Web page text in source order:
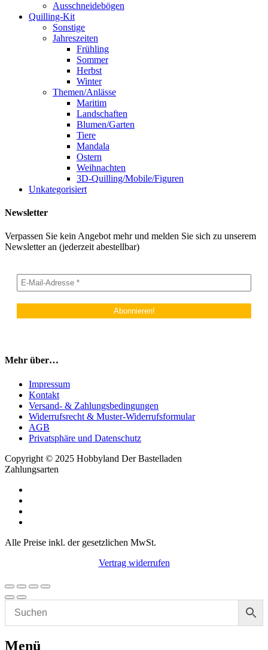
Ausschneidebögen
Quilling-Kit
Sonstige
Jahreszeiten
Frühling
Sommer
Herbst
Winter
Themen/Anlässe
Maritim
Landschaften
Blumen/Garten
Tiere
Mandala
Ostern
Weihnachten
3D-Quilling/Mobile/Figuren
Unkategorisiert
Newsletter
Verpassen Sie kein Angebot mehr und melden Sie sich zu unserem
Newsletter an (jederzeit abestellbar)
Mehr über…
Impressum
Kontakt
Versand- & Zahlungsbedingungen
Widerrufsrecht & Muster-Widerrufsformular
AGB
Privatsphäre und Datenschutz
Copyright © 2025 Hobbyland Der Bastelladen
Zahlungsarten
Alle Preise inkl. der gesetzlichen MwSt.
Vertrag widerrufen
Menü